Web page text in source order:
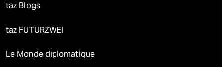
taz Blogs
taz FUTURZWEI
Le Monde diplomatique